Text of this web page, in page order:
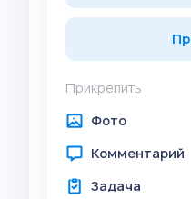
Прикрепить
Фото
Комментарий
Задача